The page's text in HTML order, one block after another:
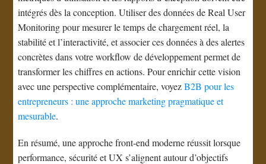
intégrés dès la conception. Utiliser des données de Real User
Monitoring pour mesurer le temps de chargement réel, la
stabilité et l’interactivité, et associer ces données à des alertes
concrètes dans votre workflow de développement permet de
transformer les chiffres en actions. Pour enrichir cette vision
avec une perspective complémentaire, voyezB2B pour les
entrepreneurs : une approche marketing pragmatique et
mesurable.
En résumé, une approche front-end moderne réussit lorsque
performance, sécurité et UX s’alignent autour d’objectifs